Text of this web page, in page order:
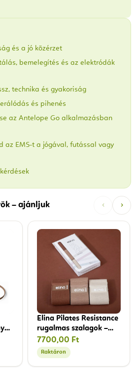
és a jó közérzet
bemelegítés és az elektródák
technika és gyakoriság
és pihenés
az Antelope Go alkalmazásban
az EMS-t a jógával, futással vagy
– ajánljuk ‹ ›
Elina Pilates Resistance
rugalmas szalagok –
különböző erősségű
ellenállási szalagok
7700,00 Ft
Raktáron